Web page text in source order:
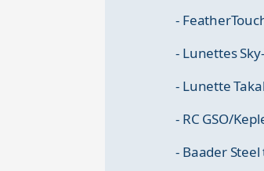
-
- Lunettes
- Lunette
- RC GSO/
- Baader